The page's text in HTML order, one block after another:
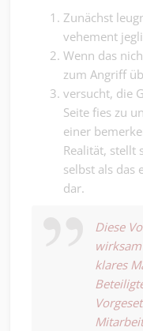
Zunächst
vehement
Wenn das
zum Angriff
versucht, die
Seite fies zu
einer
Realität, stellt
selbst als das
dar.
Diese
klares